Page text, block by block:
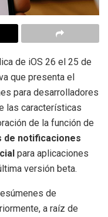
de iOS 26 el 25 de
que presenta el
para desarrolladores
las características
de la función de
de notificaciones
para aplicaciones
versión beta.
de
a raíz de